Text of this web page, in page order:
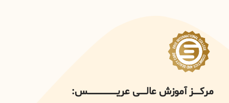
مرکــــــز آموزش عالــــــی عریــــــــــــــــــــــــــــس: